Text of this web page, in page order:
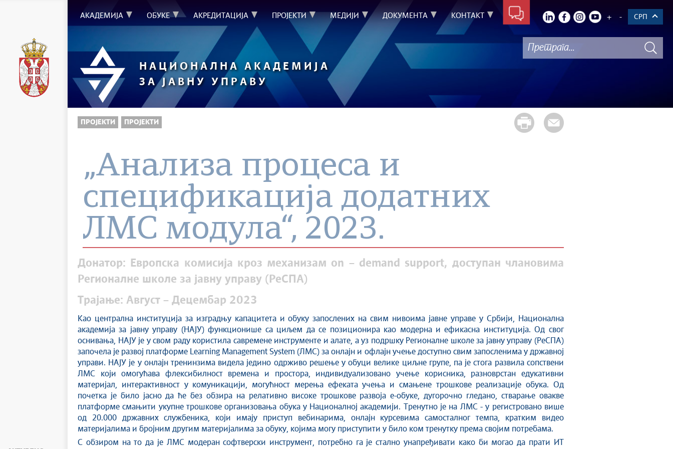
АКАДЕМИЈА ОБУКЕ АКРЕДИТАЦИЈА ПРОЈЕКТИ МЕДИЈИ ДОКУМЕНТА КОНТАКТ + - СРП
НАЦИОНАЛНА АКАДЕМИЈА
ЗА ЈАВНУ УПРАВУ
ПРОЈЕКТИ ПРОЈЕКТИ
„Анализа процеса и
спецификација додатних
ЛМС модула“, 2023.
Донатор: Европска комисија кроз механизам оn – demand support, доступан члановима
Регионалне школе за јавну управу (РеСПА)
Трајање: Август – Децембар 2023
Као централна институција за изградњу капацитета и обуку запослених на свим нивоима јавне управе у Србији, Национална
академија за јавну управу (НАЈУ) функционише са циљем да се позиционира као модерна и ефикасна институција. Од свог
оснивања, НАЈУ је у свом раду користила савремене инструменте и алате, а уз подршку Регионалне школе за јавну управу (РеСПА)
започела је развој платформе Learning Management System (ЛМС) за онлајн и офлајн учење доступно свим запосленима у државној
управи. НАЈУ је у онлајн тренинзима видела једино одрживо решење у обуци велике циљне групе, па је стога развила сопствени
ЛМС који омогућава флексибилност времена и простора, индивидуализовано учење корисника, разноврстан едукативни
материјал, интерактивност у комуникацији, могућност мерења ефеката учења и смањене трошкове реализације обука. Од
почетка је било јасно да ће без обзира на релативно високе трошкове развоја е-обуке, дугорочно гледано, стварање овакве
платформе смањити укупне трошкове организовања обука у Националној академији. Тренутно је на ЛМС - у регистровано више
од 20.000 државних службеника, који имају приступ вебинарима, онлајн курсевима самосталног темпа, кратким видео
материјалима и бројним другим материјалима за обуку, којима могу приступити у било ком тренутку према својим потребама.
С обзиром на то да је ЛМС модеран софтверски инструмент, потребно га је стално унапређивати како би могао да прати ИТ